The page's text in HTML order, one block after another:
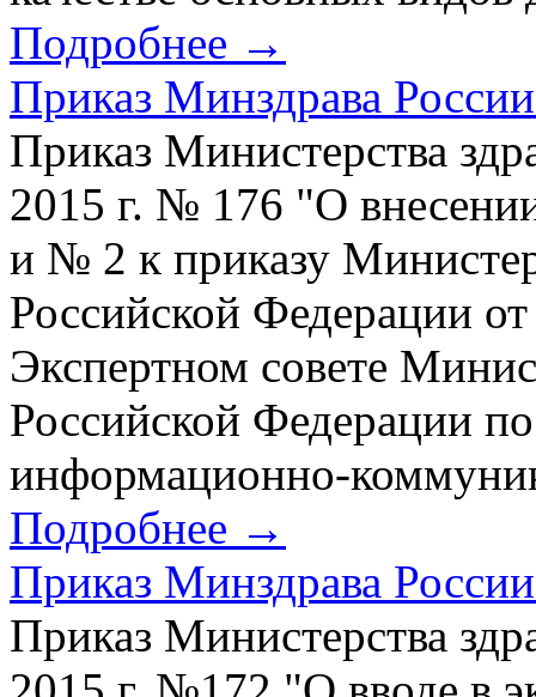
Подробнее →
Приказ Минздрава
Приказ Министерства
2015 г. № 176 "О
и № 2 к приказу
Российской Федерации
Экспертном совете
Российской Федерации
информационно-
Подробнее →
Приказ Минздрава
Приказ Министерства